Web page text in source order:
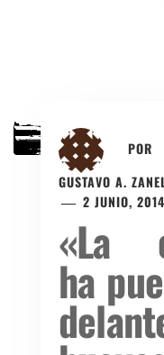
POR
GUSTAVO A.
2 JUNIO, 2014
«La
ha